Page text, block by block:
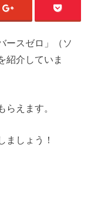
ースゼロ」（ソ
紹介していま
らえます。
ましょう！